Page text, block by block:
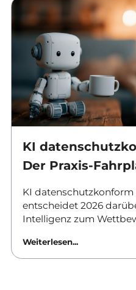
und Kosten. Dieser
Unterschiede ein und
Auswahl.
KI
Der Praxis-
KI datenschutzkonform
entscheidet 2026
Intelligenz zum
Unternehmen und
Antworten: Welche
Weiterlesen...